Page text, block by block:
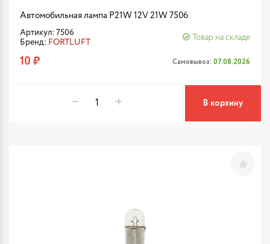
Автомобильная лампа P21W 12V 21W 7506
Артикул: 7506
Бренд: FORTLUFT
Товар на складе
10 ₽ Самовывоз: 07.08.2026
В корзину